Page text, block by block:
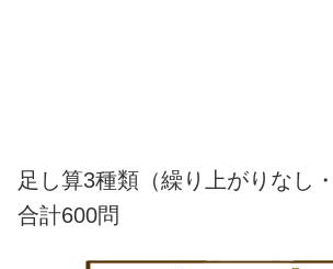
足し算3種類（繰り上がりなし
合計600問